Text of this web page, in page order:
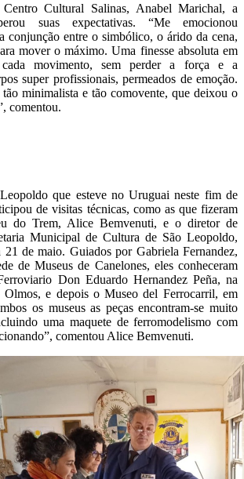
Cultural Salinas, Anabel Marichal, a
suas expectativas. “Me emocionou
conjunção entre o simbólico, o árido da cena,
mover o máximo. Uma finesse absoluta em
movimento, sem perder a força e a
super profissionais, permeados de emoção.
minimalista e tão comovente, que deixou o
comentou.
que esteve no Uruguai neste fim de
de visitas técnicas, como as que fizeram
do Trem, Alice Bemvenuti, e o diretor de
Municipal de Cultura de São Leopoldo,
21 de maio. Guiados por Gabriela Fernandez,
de Museus de Canelones, eles conheceram
Don Eduardo Hernandez Peña, na
Olmos, e depois o Museo del Ferrocarril, em
os museus as peças encontram-se muito
uma maquete de ferromodelismo com
comentou Alice Bemvenuti.